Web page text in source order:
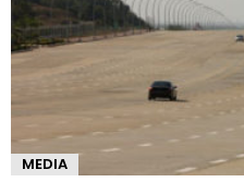
MEDIA